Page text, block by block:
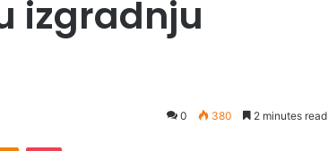
izgradnju
0 380 2 minutes read